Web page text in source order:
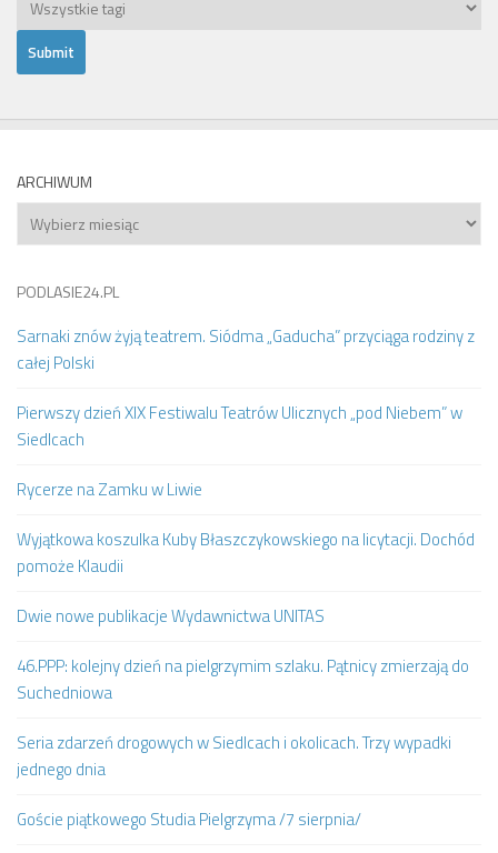
ARCHIWUM
Archiwum
PODLASIE24.PL
Sarnaki znów żyją teatrem. Siódma „Gaducha” przyciąga rodziny z
całej Polski
Pierwszy dzień XIX Festiwalu Teatrów Ulicznych „pod Niebem” w
Siedlcach
Rycerze na Zamku w Liwie
Wyjątkowa koszulka Kuby Błaszczykowskiego na licytacji. Dochód
pomoże Klaudii
Dwie nowe publikacje Wydawnictwa UNITAS
46.PPP: kolejny dzień na pielgrzymim szlaku. Pątnicy zmierzają do
Suchedniowa
Seria zdarzeń drogowych w Siedlcach i okolicach. Trzy wypadki
jednego dnia
Goście piątkowego Studia Pielgrzyma /7 sierpnia/